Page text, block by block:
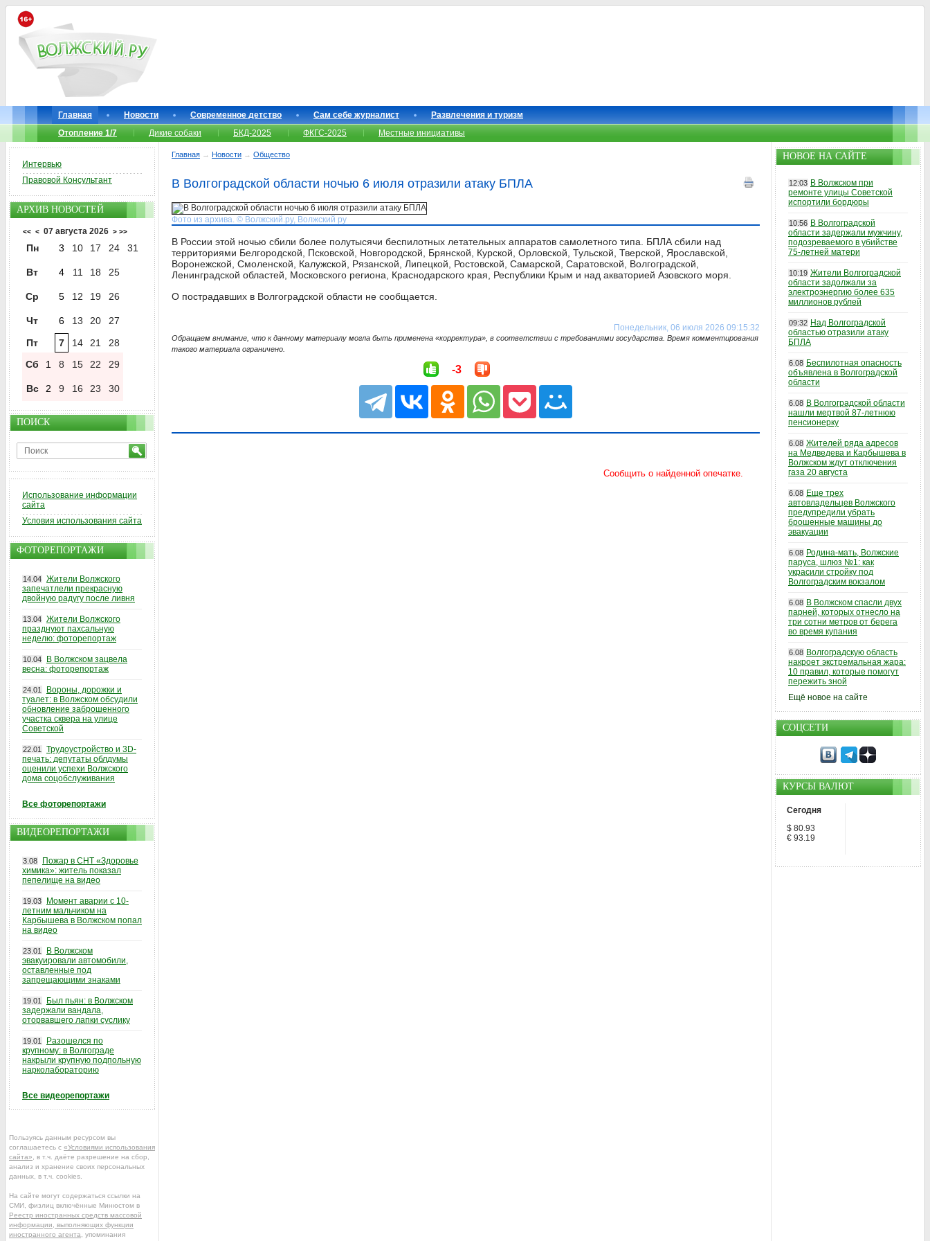
Главная Новости Современное детство Сам себе журналист
Развлечения и туризм
Отопление 1/7
Дикие собаки БКД-2025 ФКГС-2025 Местные инициативы
Главная → Новости → Общество
В Волгоградской области ночью 6 июля отразили атаку БПЛА
Фото из архива. © Волжский.ру, Волжский ру
В России этой ночью сбили более полутысячи беспилотных летательных аппаратов самолетного типа. БПЛА сбили над
территориями Белгородской, Псковской, Новгородской, Брянской, Курской, Орловской, Тульской, Тверской, Ярославской,
Воронежской, Смоленской, Калужской, Рязанской, Липецкой, Ростовской, Самарской, Саратовской, Волгоградской,
Ленинградской областей, Московского региона, Краснодарского края, Республики Крым и над акваторией Азовского моря.
О пострадавших в Волгоградской области не сообщается.
Понедельник, 06 июля 2026 09:15:32
Обращаем внимание, что к данному материалу могла быть применена «корректура», в соответствии с требованиями государства. Время комментирования
такого материала ограничено.
-3
Интервью
Правовой Консультант
АРХИВ НОВОСТЕЙ
<< < 07 августа 2026 > >>
Пн 3 10 17 24 31
Вт 4 11 18 25
Ср 5 12 19 26
Чт 6 13 20
27
Пт
7 14 21
28
Сб
1 8 15 22 29
Вс 2 9 16 23 30
ПОИСК
Использование информации
сайта
Условия использования сайта
ФОТОРЕПОРТАЖИ
14.04 Жители Волжского
запечатлели прекрасную
двойную радугу после ливня
13.04 Жители Волжского
празднуют пахсальную
неделю: фоторепортаж
10.04
В Волжском зацвела
весна: фоторепортаж
24.01
Вороны, дорожки и
туалет: в Волжском обсудили
обновление заброшенного
участка сквера на улице
Советской
22.01
Трудоустройство и 3D-
печать: депутаты облдумы
оценили успехи Волжского
дома соцобслуживания
Все фоторепортажи
ВИДЕОРЕПОРТАЖИ
3.08
Пожар в СНТ «Здоровье
химика»: житель показал
пепелище на видео
19.03
Момент аварии с 10-
летним мальчиком на
Карбышева в Волжском попал
на видео
23.01
В Волжском
эвакуировали автомобили,
оставленные под
запрещающими знаками
19.01
Был пьян: в Волжском
задержали вандала,
оторвавшего лапки суслику
19.01
Разошелся по
крупному: в Волгограде
накрыли крупную подпольную
нарколабораторию
Все видеорепортажи
Пользуясь данным ресурсом вы
соглашаетесь с «Условиями использования
сайта» , в т.ч. даёте разрешение на сбор,
анализ и хранение своих персональных
данных, в т.ч. cookies.
На сайте могут содержаться ссылки на
СМИ, физлиц включённые Минюстом в
Реестр иностранных средств массовой
информации, выполняющих функции
иностранного агента , упоминания
НОВОЕ НА САЙТЕ
12:03 В Волжском при
ремонте улицы Советской
испортили бордюры
10:56 В Волгоградской
области задержали мужчину,
подозреваемого в убийстве
75-летней матери
10:19 Жители Волгоградской
области задолжали за
электроэнергию более 635
миллионов рублей
09:32 Над Волгоградской
областью отразили атаку
БПЛА
6.08 Беспилотная опасность
объявлена в Волгоградской
области
6.08 В Волгоградской области
нашли мертвой 87-летнюю
пенсионерку
6.08 Жителей ряда адресов
на Медведева и Карбышева в
Волжском ждут отключения
газа 20 августа
6.08 Еще трех
автовладельцев Волжского
предупредили убрать
брошенные машины до
эвакуации
6.08 Родина-мать, Волжские
паруса, шлюз №1: как
украсили стройку под
Волгоградским вокзалом
6.08 В Волжском спасли двух
парней, которых отнесло на
три сотни метров от берега
во время купания
6.08 Волгоградскую область
накроет экстремальная жара:
10 правил, которые помогут
пережить зной
Ещё новое на сайте
СОЦСЕТИ
КУРСЫ ВАЛЮТ
Сегодня
$ 80.93
€ 93.19